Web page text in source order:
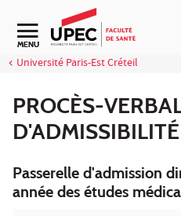
Aller au contenu
Navigation secondaire
MENU
Université Paris-Est Créteil
PROCÈS-
D'ADMISSIBILITÉ
Passerelle d'admission
année des études